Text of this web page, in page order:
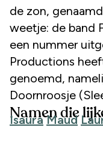
de zon,
weetje: de band
een nummer
Productions
genoemd,
Doornroosje
Namen die
Isaura Maud